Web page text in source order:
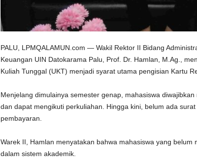
PALU, LPMQALAMUN.com — Wakil Rektor II Bidang
Keuangan UIN Datokarama Palu, Prof. Dr. Hamlan, M.Ag.,
Kuliah Tunggal (UKT) menjadi syarat utama pengisian Kartu
Menjelang dimulainya semester genap, mahasiswa
dan dapat mengikuti perkuliahan. Hingga kini, belum ada
pembayaran.
Warek II, Hamlan menyatakan bahwa mahasiswa yang belum
dalam sistem akademik.